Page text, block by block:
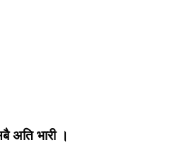
भारी ।